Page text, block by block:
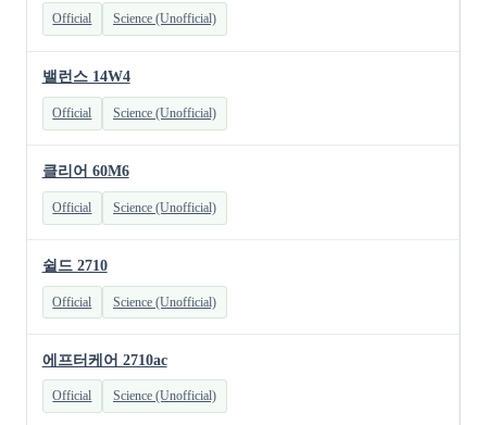
Official Science (Unofficial)
밸런스 14W4
Official Science (Unofficial)
클리어 60M6
Official Science (Unofficial)
쉴드 2710
Official Science (Unofficial)
에프터케어 2710ac
Official Science (Unofficial)